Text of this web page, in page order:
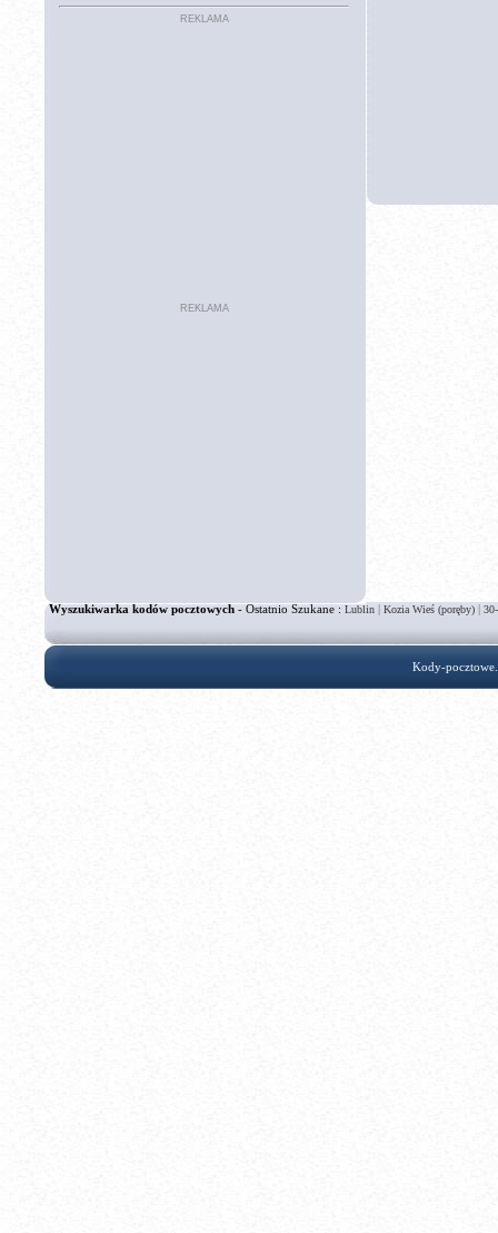
REKLAMA
REKLAMA
Wyszukiwarka kodów pocztowych- Ostatnio Szukane :Lublin | Kozia Wieś (poręby) |
Kody-